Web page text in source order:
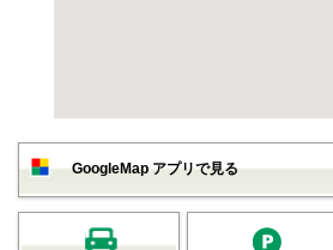
GoogleMap アプリで見る